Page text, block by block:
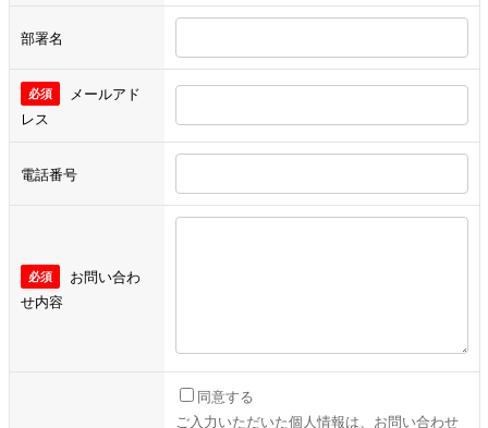
部署名
メールアド
レス
電話番号
お問い合わ
せ内容
同意する
ご入力いただいた個人情報は、お問い合わせ